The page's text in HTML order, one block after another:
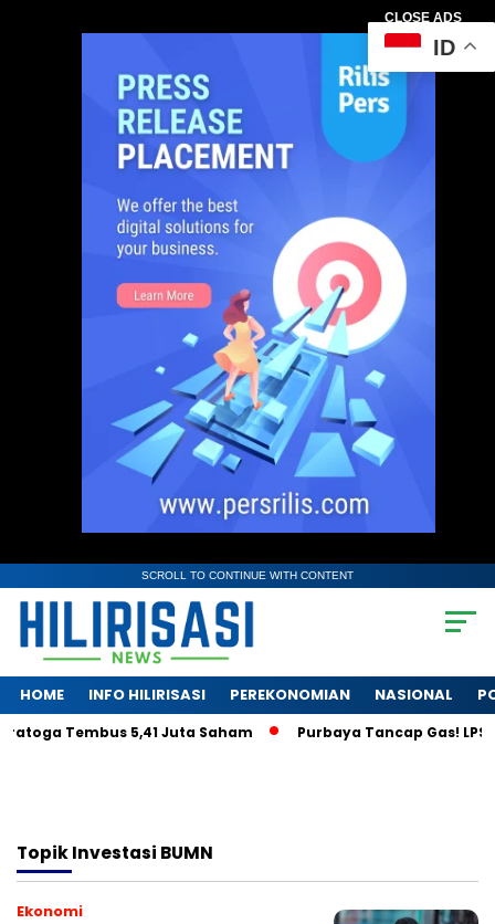
CLOSE ADS
SCROLL TO CONTINUE WITH CONTENT
HOME INFO HILIRISASI PEREKONOMIAN NASIONAL
Tembus 5,41 Juta Saham Purbaya Tancap Gas! LPS
TopikInvestasi BUMN
Ekonomi
ID